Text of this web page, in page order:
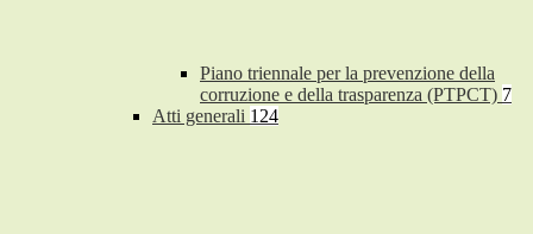
Piano triennale per la prevenzione della
corruzione e della trasparenza (PTPCT) 7
Atti generali 124